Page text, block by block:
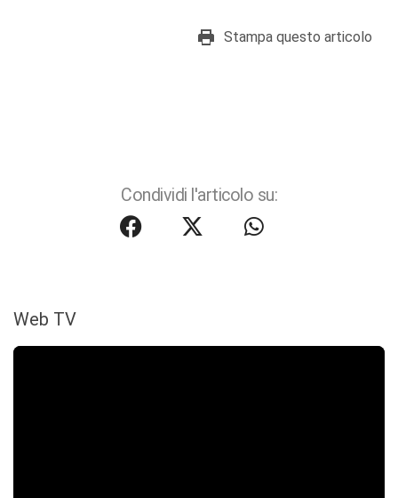
Stampa questo articolo
Condividi l'articolo su:
Web TV